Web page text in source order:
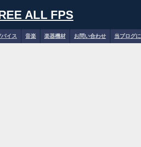
ALL FPS
イス 音楽 楽器機材 お問い合わせ 当ブログ